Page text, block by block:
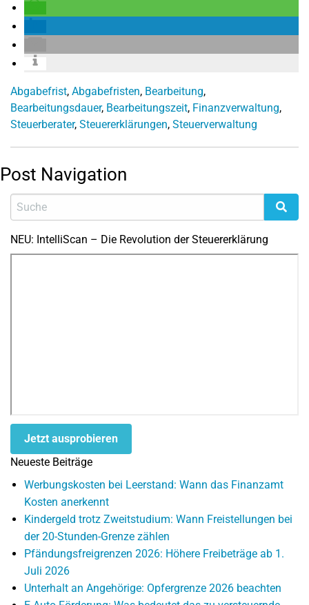
Abgabefrist, Abgabefristen, Bearbeitung,
Bearbeitungsdauer, Bearbeitungszeit, Finanzverwaltung,
Steuerberater, Steuererklärungen, Steuerverwaltung
Post Navigation
NEU: IntelliScan – Die Revolution der Steuererklärung
Jetzt ausprobieren
Neueste Beiträge
Werbungskosten bei Leerstand: Wann das Finanzamt
Kosten anerkennt
Kindergeld trotz Zweitstudium: Wann Freistellungen bei
der 20-Stunden-Grenze zählen
Pfändungsfreigrenzen 2026: Höhere Freibeträge ab 1.
Juli 2026
Unterhalt an Angehörige: Opfergrenze 2026 beachten